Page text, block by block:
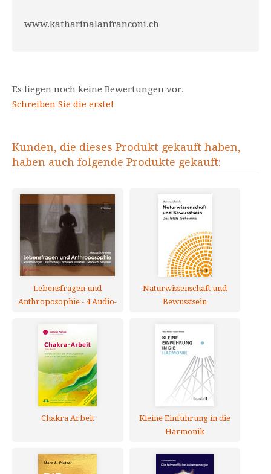
www.katharinalanfranconi.ch
Es liegen noch keine Bewertungen vor.
Schreiben Sie die erste!
Kunden, die dieses Produkt gekauft haben,
haben auch folgende Produkte gekauft:
Lebensfragen und
Anthroposophie - 4 Audio-
Naturwissenschaft und
Bewusstsein
Chakra Arbeit
Kleine Einführung in die
Harmonik